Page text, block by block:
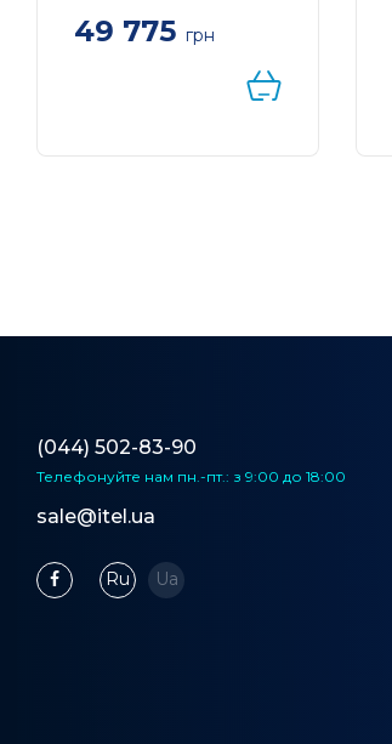
49 775 грн
8-портовий RS-
232/422/485 в Ethernet
термінальний сервер
(044) 502-83-90
Телефонуйте нам пн.-пт.: з 9:00 до 18:00
sale@itel.ua
Ru Ua